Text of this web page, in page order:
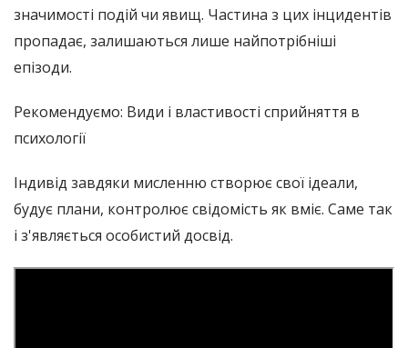
значимості подій чи явищ. Частина з цих інцидентів
пропадає, залишаються лише найпотрібніші
епізоди.
Рекомендуємо: Види і властивості сприйняття в
психології
Індивід завдяки мисленню створює свої ідеали,
будує плани, контролює свідомість як вміє. Саме так
і з'являється особистий досвід.